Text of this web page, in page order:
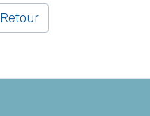
Retour